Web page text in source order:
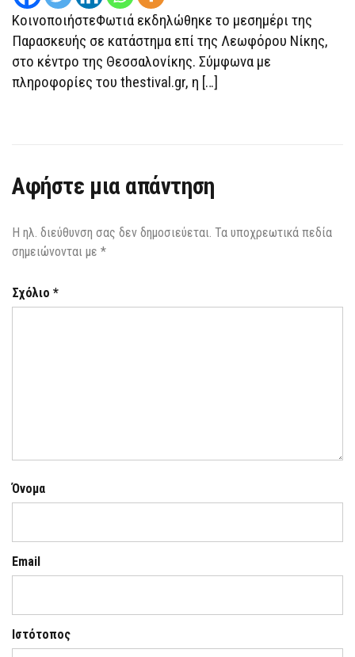
ΚοινοποιήστεΦωτιά εκδηλώθηκε το μεσημέρι της
Παρασκευής σε κατάστημα επί της Λεωφόρου Νίκης,
στο κέντρο της Θεσσαλονίκης. Σύμφωνα με
πληροφορίες του thestival.gr, η […]
Αφήστε μια απάντηση
Η ηλ. διεύθυνση σας δεν δημοσιεύεται. Τα υποχρεωτικά πεδία
σημειώνονται με *
Σχόλιο *
Όνομα
Email
Ιστότοπος